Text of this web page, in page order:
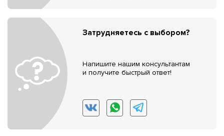
Затрудняетесь с выбором?
Напишите нашим консультантам
и получите быстрый ответ!